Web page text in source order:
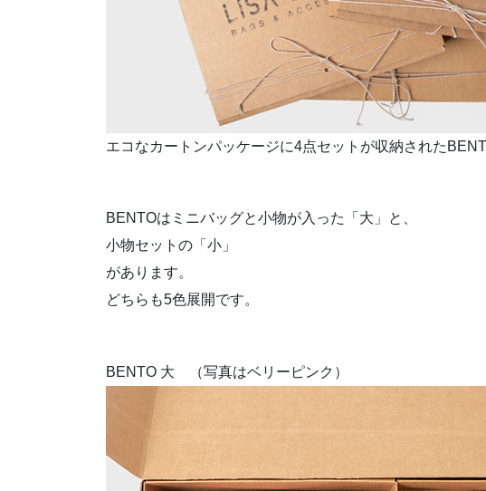
エコなカートンパッケージに4点セットが収納された
BENTOはミニバッグと小物が入った「大」と、
小物セットの「小」
があります。
どちらも5色展開です。
BENTO 大 （写真はベリーピンク）